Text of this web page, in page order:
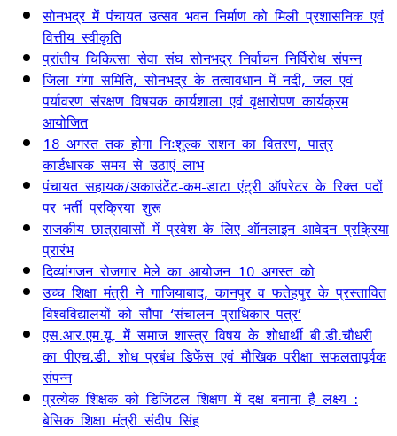
सोनभद्र में पंचायत उत्सव भवन निर्माण को मिली प्रशासनिक एवं
वित्तीय स्वीकृति
प्रांतीय चिकित्सा सेवा संघ सोनभद्र निर्वाचन निर्विरोध संपन्न
जिला गंगा समिति, सोनभद्र के तत्वावधान में नदी, जल एवं
पर्यावरण संरक्षण विषयक कार्यशाला एवं वृक्षारोपण कार्यक्रम
आयोजित
18 अगस्त तक होगा निःशुल्क राशन का वितरण, पात्र
कार्डधारक समय से उठाएं लाभ
पंचायत सहायक/अकाउंटेंट-कम-डाटा एंट्री ऑपरेटर के रिक्त पदों
पर भर्ती प्रक्रिया शुरू
राजकीय छात्रावासों में प्रवेश के लिए ऑनलाइन आवेदन प्रक्रिया
प्रारंभ
दिव्यांगजन रोजगार मेले का आयोजन 10 अगस्त को
उच्च शिक्षा मंत्री ने गाजियाबाद, कानपुर व फतेहपुर के प्रस्तावित
विश्वविद्यालयों को सौंपा ‘संचालन प्राधिकार पत्र’
एस.आर.एम.यू. में समाज शास्त्र विषय के शोधार्थी बी.डी.चौधरी
का पीएच.डी. शोध प्रबंध डिफेंस एवं मौखिक परीक्षा सफलतापूर्वक
संपन्न
प्रत्येक शिक्षक को डिजिटल शिक्षण में दक्ष बनाना है लक्ष्य :
बेसिक शिक्षा मंत्री संदीप सिंह